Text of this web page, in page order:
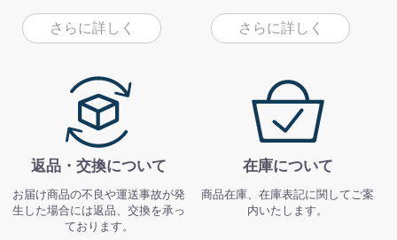
さらに詳しく さらに詳しく
返品・交換について
お届け商品の不良や運送事故が発
生した場合には返品、交換を承っ
ております。
在庫について
商品在庫、在庫表記に関してご案
内いたします。